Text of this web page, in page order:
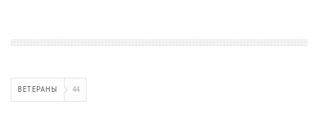
ВЕТЕРАНЫ 44